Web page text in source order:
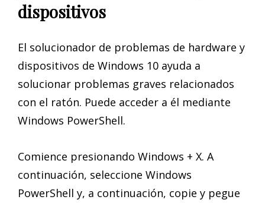
dispositivos
El solucionador de problemas de hardware y
dispositivos de Windows 10 ayuda a
solucionar problemas graves relacionados
con el ratón. Puede acceder a él mediante
Windows PowerShell.
Comience presionando Windows + X. A
continuación, seleccione Windows
PowerShell y, a continuación, copie y pegue